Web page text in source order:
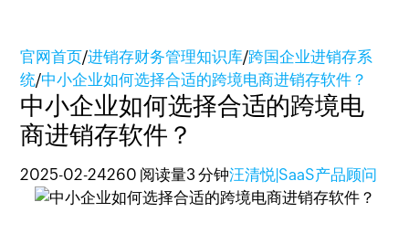
官网首页/进销存财务管理知识库/跨国企业进销存系
统/中小企业如何选择合适的跨境电商进销存软件？
中小企业如何选择合适的跨境电
商进销存软件？
2025-02-24260 阅读量3 分钟汪清悦|SaaS产品顾问